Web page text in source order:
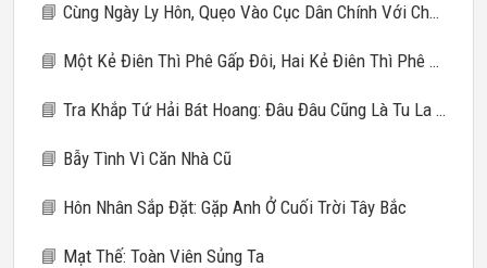
📘 Cùng Ngày Ly Hôn, Quẹo Vào Cục Dân Chính Với Chú Nhỏ Của Chồng Cũ
📘 Một Kẻ Điên Thì Phê Gấp Đôi, Hai Kẻ Điên Thì Phê Gấp Mười
📘 Tra Khắp Tứ Hải Bát Hoang: Đâu Đâu Cũng Là Tu La Tràng
📘 Bẫy Tình Vì Căn Nhà Cũ
📘 Hôn Nhân Sắp Đặt: Gặp Anh Ở Cuối Trời Tây Bắc
📘 Mạt Thế: Toàn Viên Sủng Ta